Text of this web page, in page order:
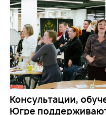
Консультации,
Югре